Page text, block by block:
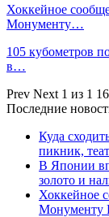
Хоккейное
Монументу…
105 кубометров
в…
Prev Next 1 из 1
Последние
Куда
пикник,
В Японии
золото и
Хоккейное
Монументу